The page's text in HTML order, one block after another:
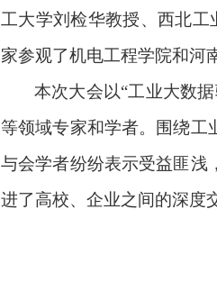
工大学刘检华教授、西北
家参观了机电工程学院和河
本次大会以“工业大数
等领域专家和学者。围绕工
与会学者纷纷表示受益匪浅
进了高校、企业之间的深度